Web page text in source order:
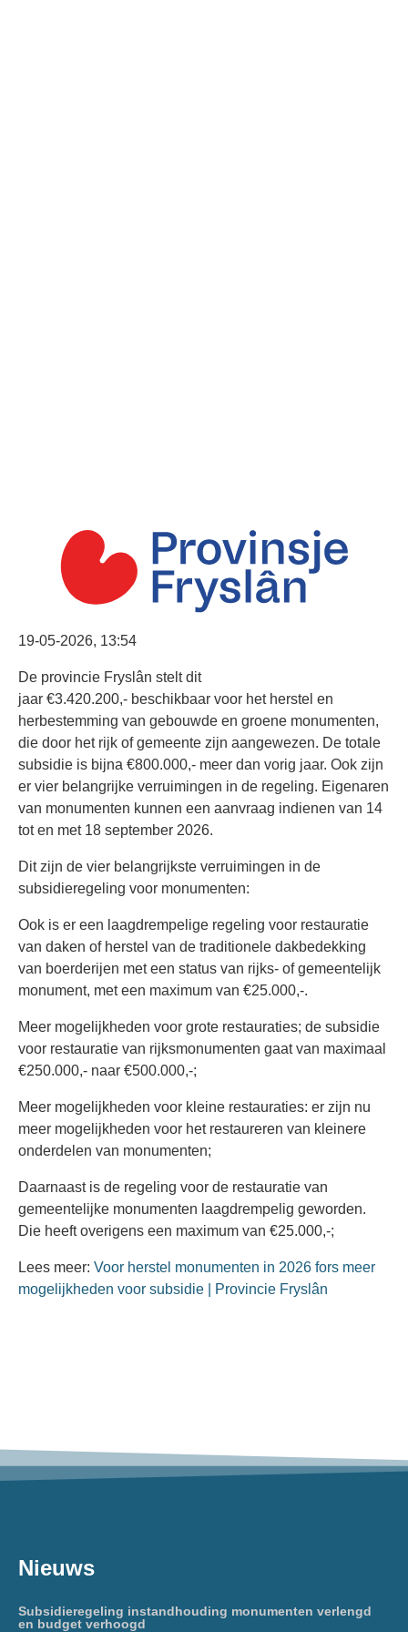
19-05-2026, 13:54
De provincie Fryslân stelt dit
jaar €3.420.200,- beschikbaar voor het herstel en
herbestemming van gebouwde en groene monumenten,
die door het rijk of gemeente zijn aangewezen. De totale
subsidie is bijna €800.000,- meer dan vorig jaar. Ook zijn
er vier belangrijke verruimingen in de regeling. Eigenaren
van monumenten kunnen een aanvraag indienen van 14
tot en met 18 september 2026.
Dit zijn de vier belangrijkste verruimingen in de
subsidieregeling voor monumenten:
Ook is er een laagdrempelige regeling voor restauratie
van daken of herstel van de traditionele dakbedekking
van boerderijen met een status van rijks- of gemeentelijk
monument, met een maximum van €25.000,-.
Meer mogelijkheden voor grote restauraties; de subsidie
voor restauratie van rijksmonumenten gaat van maximaal
€250.000,- naar €500.000,-;
Meer mogelijkheden voor kleine restauraties: er zijn nu
meer mogelijkheden voor het restaureren van kleinere
onderdelen van monumenten;
Daarnaast is de regeling voor de restauratie van
gemeentelijke monumenten laagdrempelig geworden.
Die heeft overigens een maximum van €25.000,-;
Lees meer: Voor herstel monumenten in 2026 fors meer
mogelijkheden voor subsidie | Provincie Fryslân
Nieuws
Subsidieregeling instandhouding monumenten verlengd
en budget verhoogd